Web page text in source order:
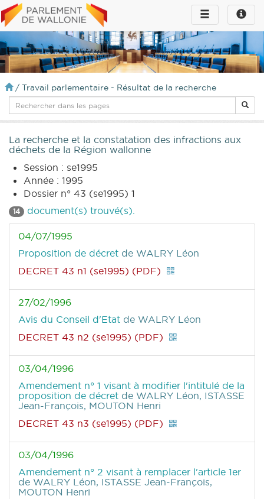
Toggle
infos
Toggle
navigation
/ Travail parlementaire - Résultat de la recherche
La recherche et la constatation des infractions aux
déchets de la Région wallonne
Session : se1995
Année : 1995
Dossier n° 43 (se1995) 1
14 document(s) trouvé(s).
04/07/1995
Proposition de décret de WALRY Léon
DECRET 43 n1 (se1995) (PDF)
27/02/1996
Avis du Conseil d'Etat de WALRY Léon
DECRET 43 n2 (se1995) (PDF)
03/04/1996
Amendement n° 1 visant à modifier l'intitulé de la
proposition de décret de WALRY Léon, ISTASSE
Jean-François, MOUTON Henri
DECRET 43 n3 (se1995) (PDF)
03/04/1996
Amendement n° 2 visant à remplacer l'article 1er
de WALRY Léon, ISTASSE Jean-François,
MOUTON Henri